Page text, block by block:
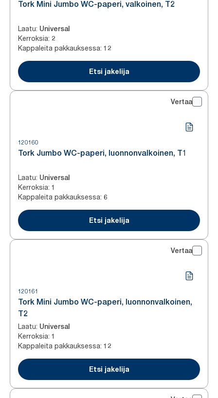
Tork Mini Jumbo WC-paperi, valkoinen, T2
Laatu: Universal
Kerroksia: 2
Kappaleita pakkauksessa: 12
Etsi jakelija
Vertaa
120160
Tork Jumbo WC-paperi, luonnonvalkoinen, T1
Laatu: Universal
Kerroksia: 1
Kappaleita pakkauksessa: 6
Etsi jakelija
Vertaa
120161
Tork Mini Jumbo WC-paperi, luonnonvalkoinen,
T2
Laatu: Universal
Kerroksia: 1
Kappaleita pakkauksessa: 12
Etsi jakelija